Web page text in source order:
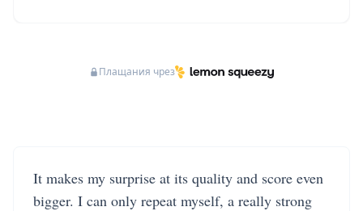
Плащания чрез
It makes my surprise at its quality and score even
bigger. I can only repeat myself, a really strong